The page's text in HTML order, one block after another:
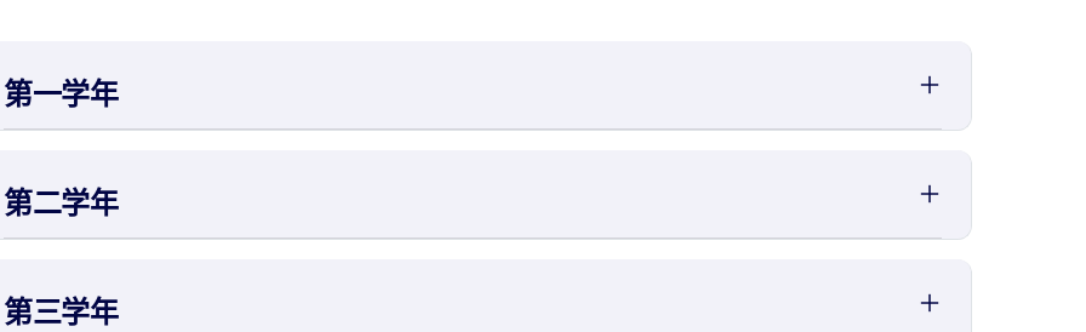
第一学年
第二学年
第三学年